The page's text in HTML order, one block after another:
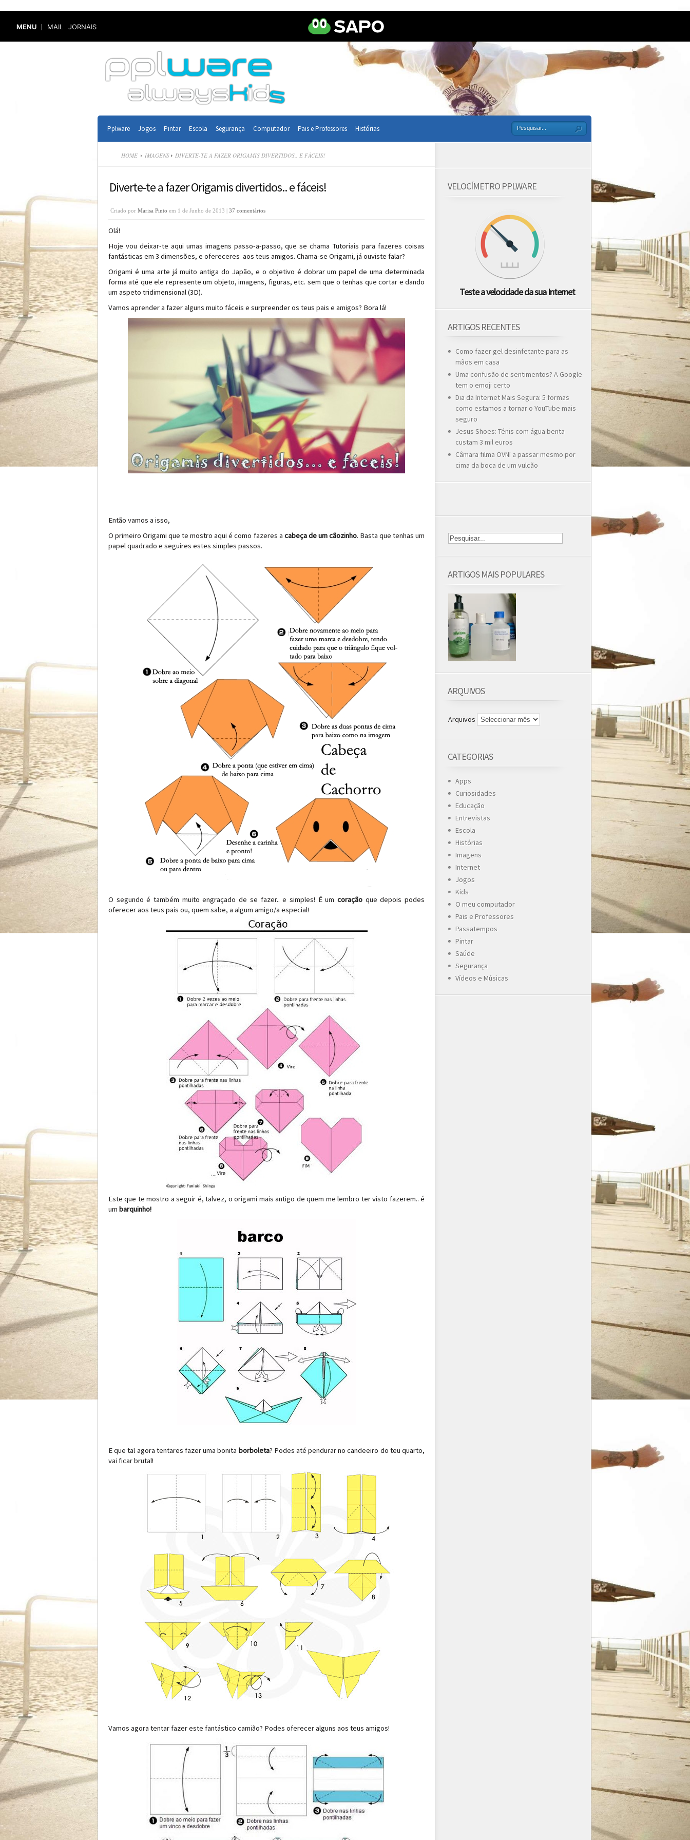
MENU MAIL JORNAIS
Pplware Jogos Pintar Escola Segurança Computador Pais e Professores Histórias
HOME IMAGENS DIVERTE-TE A FAZER ORIGAMIS DIVERTIDOS.. E FÁCEIS!
Diverte-te a fazer Origamis divertidos.. e fáceis!
Criado por Marisa Pinto em 1 de Junho de 2013 | 37 comentários
Olá!
Hoje vou deixar-te aqui umas imagens passo-a-passo, que se chama Tutoriais para fazeres coisas
fantásticas em 3 dimensões, e ofereceres aos teus amigos. Chama-se Origami, já ouviste falar?
Origami é uma arte já muito antiga do Japão, e o objetivo é dobrar um papel de uma determinada
forma até que ele represente um objeto, imagens, figuras, etc. sem que o tenhas que cortar e dando
um aspeto tridimensional (3D).
Vamos aprender a fazer alguns muito fáceis e surpreender os teus pais e amigos? Bora lá!
Então vamos a isso,
O primeiro Origami que te mostro aqui é como fazeres a cabeça de um cãozinho. Basta que tenhas um
papel quadrado e seguires estes simples passos.
O segundo é também muito engraçado de se fazer.. e simples! É um coraçãoque depois podes
oferecer aos teus pais ou, quem sabe, a algum amigo/a especial!
Este que te mostro a seguir é, talvez, o origami mais antigo de quem me lembro ter visto fazerem.. é
um barquinho!
E que tal agora tentares fazer uma bonita borboleta? Podes até pendurar no candeeiro do teu quarto,
vai ficar brutal!
Vamos agora tentar fazer este fantástico camião? Podes oferecer alguns aos teus amigos!
VELOCÍMETRO PPLWARE
Teste a velocidade da sua Internet
ARTIGOS RECENTES
Como fazer gel desinfetante para as
mãos em casa
Uma confusão de sentimentos? A Google
tem o emoji certo
Dia da Internet Mais Segura: 5 formas
como estamos a tornar o YouTube mais
seguro
Jesus Shoes: Ténis com água benta
custam 3 mil euros
Câmara filma OVNI a passar mesmo por
cima da boca de um vulcão
ARTIGOS MAIS POPULARES
ARQUIVOS
Arquivos
CATEGORIAS
Apps
Curiosidades
Educação
Entrevistas
Escola
Histórias
Imagens
Internet
Jogos
Kids
O meu computador
Pais e Professores
Passatempos
Pintar
Saúde
Segurança
Vídeos e Músicas